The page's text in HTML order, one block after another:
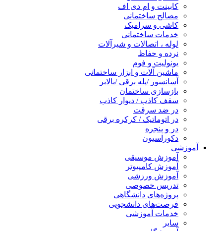
کابینت و ام دی اف
مصالح ساختمانی
کاشی و سرامیک
خدمات ساختمانی
لوله ، اتصالات و شیرآلات
نرده و حفاظ
یونولیت و فوم
ماشین آلات و ابزار ساختمانی
آسانسور /پله برقی /بالابر
بازسازی ساختمان
سقف کاذب / دیوار کاذب
در ضد سرقت
در اتوماتیک / کرکره برقی
در و پنجره
دکوراسیون
آموزشی
آموزش موسیقی
آموزش کامپیوتر
آموزش ورزشی
تدریس خصوصی
پروژه‌های دانشگاهی
فرصت‌های دانشجویی
خدمات آموزشی
سایر